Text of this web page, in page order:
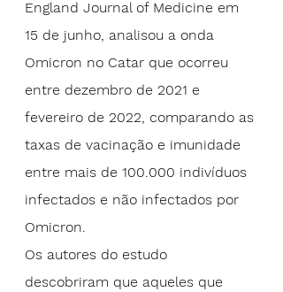
England Journal of Medicine em
15 de junho, analisou a onda
Omicron no Catar que ocorreu
entre dezembro de 2021 e
fevereiro de 2022, comparando as
taxas de vacinação e imunidade
entre mais de 100.000 indivíduos
infectados e não infectados por
Omicron.
Os autores do estudo
descobriram que aqueles que